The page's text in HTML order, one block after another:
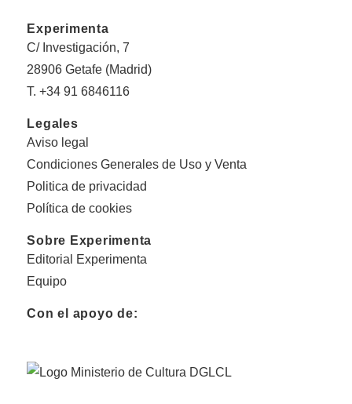
Experimenta
C/ Investigación, 7
28906 Getafe (Madrid)
T. +34 91 6846116
Legales
Aviso legal
Condiciones Generales de Uso y Venta
Politica de privacidad
Política de cookies
Sobre Experimenta
Editorial Experimenta
Equipo
Con el apoyo de: